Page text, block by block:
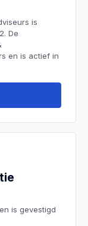
is
De
en is actief in
is gevestigd